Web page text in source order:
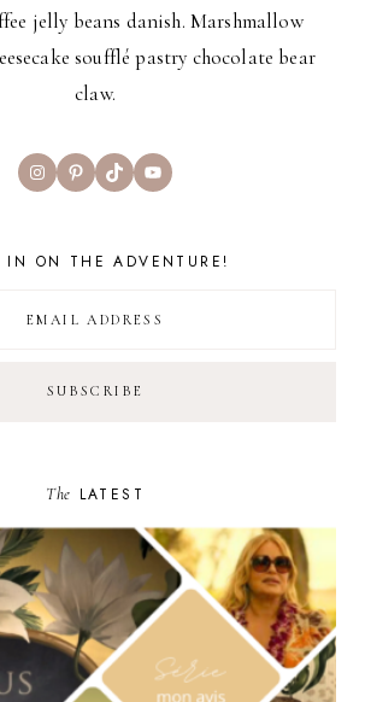
jelly beans danish. Marshmallow
soufflé pastry chocolate bear
claw.
InstagramPinterest
TikTokYouTube
IN ON THE ADVENTURE!
The LATEST